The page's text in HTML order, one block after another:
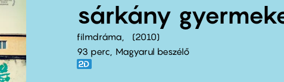
sárkány
filmdráma
2010
93 perc,
Magyarul beszélő